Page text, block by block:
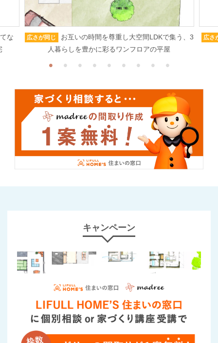
な
広さが同じ
お互いの時間を尊重し大空間LDKで集う、3
人暮らしを豊かに彩るワンフロアの平屋
広さ
キャンペーン